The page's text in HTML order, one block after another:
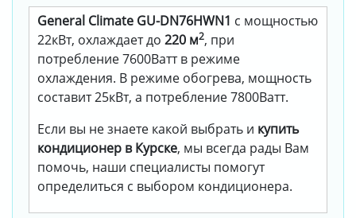
General Climate GU-DN76HWN1 с мощностью
22кВт, охлаждает до 220 м2, при
потребление 7600Ватт в режиме
охлаждения. В режиме обогрева, мощность
составит 25кВт, а потребление 7800Ватт.
Если вы не знаете какой выбрать и купить
кондиционер в Курске, мы всегда рады Вам
помочь, наши специалисты помогут
определиться с выбором кондиционера.